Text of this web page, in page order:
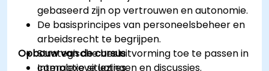
gebaseerd zijn op vertrouwen en autonomie.
De basisprincipes van personeelsbeheer en
arbeidsrecht te begrijpen.
Strategische besluitvorming toe te passen in
complexe situaties.
Opbouw van de cursus
Interactieve lezingen en discussies.